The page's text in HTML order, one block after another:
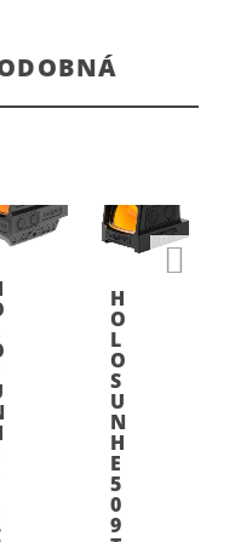
H
O
L
O
S
U
N
H
E
5
0
9